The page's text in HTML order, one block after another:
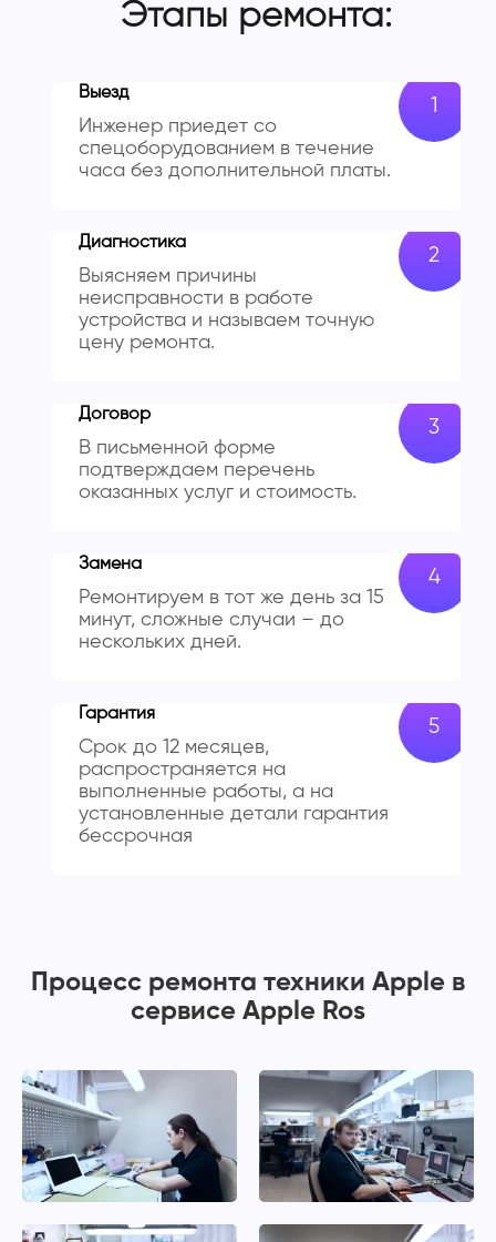
Этапы ремонта:
Выезд
Инженер приедет со
спецоборудованием в течение
часа без дополнительной платы.
Диагностика
Выясняем причины
неисправности в работе
устройства и называем точную
цену ремонта.
Договор
В письменной форме
подтверждаем перечень
оказанных услуг и стоимость.
Замена
Ремонтируем в тот же день за 15
минут, сложные случаи – до
нескольких дней.
Гарантия
Срок до 12 месяцев,
распространяется на
выполненные работы, а на
установленные детали гарантия
бессрочная
Процесс ремонта техники Apple в
сервисе Apple Ros